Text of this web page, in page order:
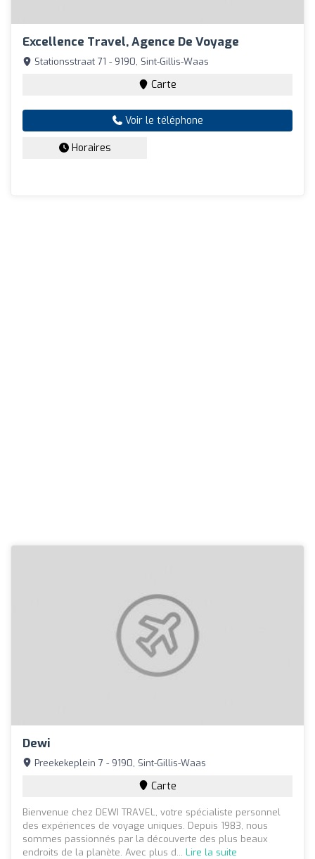
Excellence Travel, Agence De Voyage
Stationsstraat 71 - 9190, Sint-Gillis-Waas
Carte
Voir le téléphone
Horaires
Dewi
Preekekeplein 7 - 9190, Sint-Gillis-Waas
Carte
Bienvenue chez DEWI TRAVEL, votre spécialiste personnel
des expériences de voyage uniques. Depuis 1983, nous
sommes passionnés par la découverte des plus beaux
endroits de la planète. Avec plus d... Lire la suite